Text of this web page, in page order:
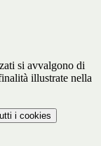
si avvalgono di
illustrate nella
i cookies